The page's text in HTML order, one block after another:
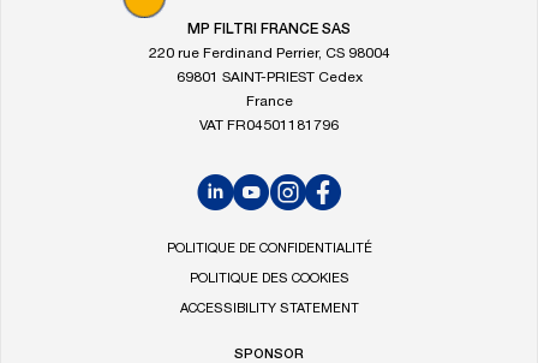
d'accueil
MP FILTRI FRANCE SAS
220 rue Ferdinand Perrier, CS 98004
69801 SAINT-PRIEST Cedex
France
VAT FR04501181796
LinkedInYouTubeInstagramFacebook
POLITIQUE DE CONFIDENTIALITÉ
POLITIQUE DES COOKIES
ACCESSIBILITY STATEMENT
SPONSOR